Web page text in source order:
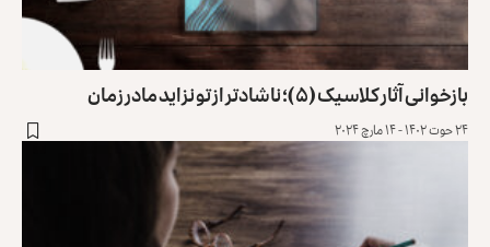
بازخوانی آثار کلاسیک (۵)؛ ناشادتر از تو نزاید مادر زمان
۲۴ حوت ۱۴۰۲ - ۱۴ مارچ ۲۰۲۴